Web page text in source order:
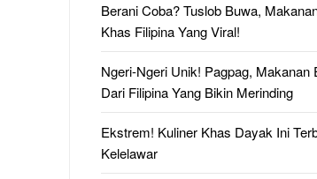
Berani Coba? Tuslob Buwa,
Khas Filipina Yang Viral!
Ngeri-Ngeri Unik! Pagpag, Makanan
Dari Filipina Yang Bikin Merinding
Ekstrem! Kuliner Khas Dayak Ini
Kelelawar